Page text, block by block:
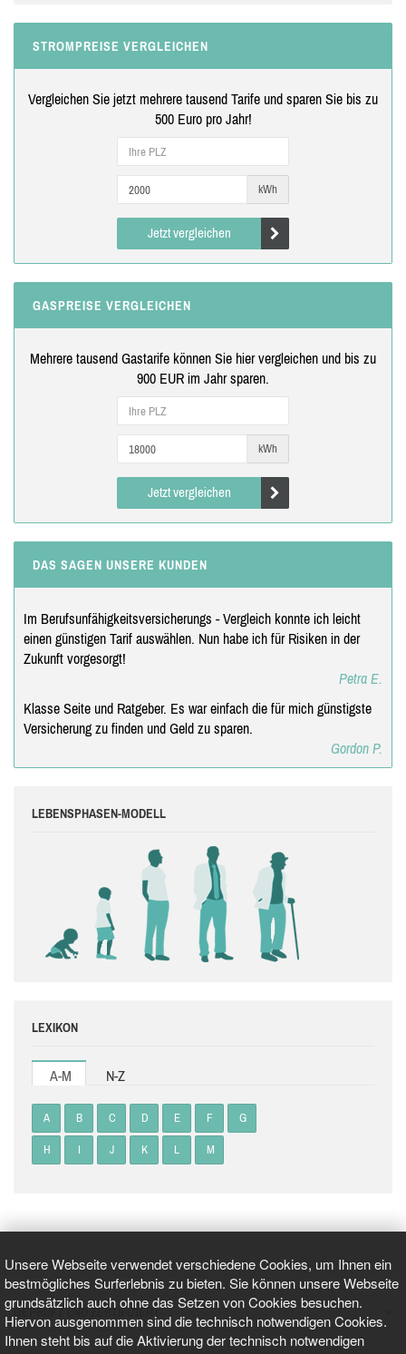
Unsere Webseite verwendet verschiedene Cookies, um Ihnen ein
bestmögliches Surferlebnis zu bieten. Sie können unsere Webseite
grundsätzlich auch ohne das Setzen von Cookies besuchen.
Hiervon ausgenommen sind die technisch notwendigen Cookies.
Ihnen steht bis auf die Aktivierung der technisch notwendigen
STROMPREISE VERGLEICHEN
Vergleichen Sie jetzt mehrere tausend Tarife und sparen Sie bis zu
500 Euro pro Jahr!
kWh
Jetzt vergleichen
GASPREISE VERGLEICHEN
Mehrere tausend Gastarife können Sie hier vergleichen und bis zu
900 EUR im Jahr sparen.
kWh
Jetzt vergleichen
DAS SAGEN UNSERE KUNDEN
Im Berufsunfähigkeitsversicherungs - Vergleich konnte ich leicht
einen günstigen Tarif auswählen. Nun habe ich für Risiken in der
Zukunft vorgesorgt!
Petra E.
Klasse Seite und Ratgeber. Es war einfach die für mich günstigste
Versicherung zu finden und Geld zu sparen.
Gordon P.
LEBENSPHASEN-MODELL
LEXIKON
A-M N-Z
A B C D E F G
H I J K L M
GEPRÜFT UND ZERTIFIZIERT